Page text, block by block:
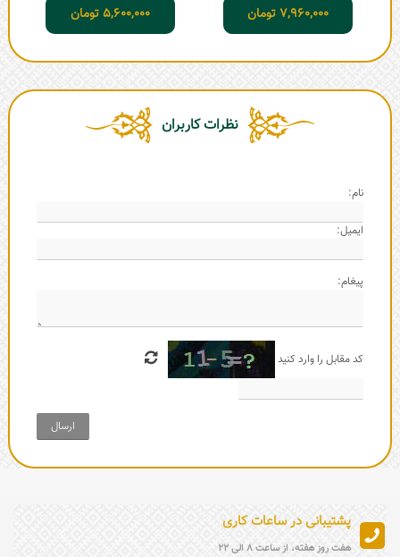
7,960,000 تومان 5,600,000تومان
نظرات کاربران
نام:
ایمیل:
پیغام:
کد مقابل را وارد کنید
ارسال
پشتیبانی در ساعات کاری
هفت روز هفته، از ساعت 8 الی 22